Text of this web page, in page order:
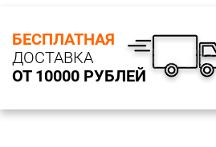
БЕСПЛАТНАЯ
ДОСТАВКА
ОТ 10000 РУБЛЕЙ